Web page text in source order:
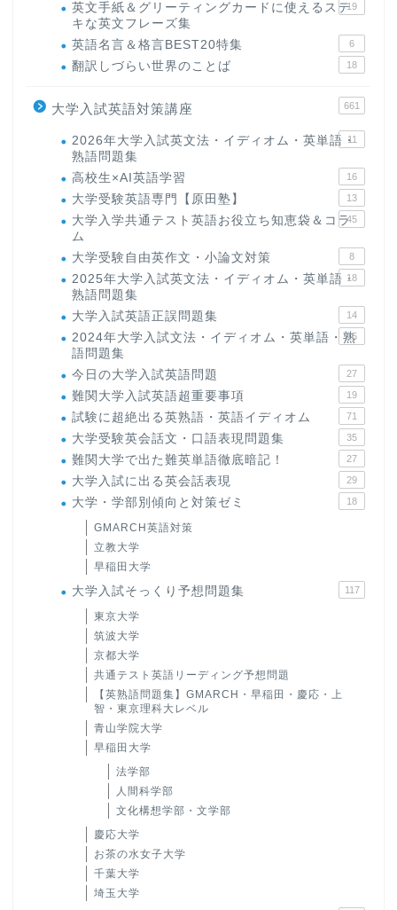
英文手紙＆グリーティングカードに使えるステ
キな英文フレーズ集
19
英語名言＆格言BEST20特集 6
翻訳しづらい世界のことば 18
大学入試英語対策講座 661
2026年大学入試英文法・イディオム・英単語・
熟語問題集
11
高校生×AI英語学習 16
大学受験英語専門【原田塾】 13
大学入学共通テスト英語お役立ち知恵袋＆コラ
ム
45
大学受験自由英作文・小論文対策 8
2025年大学入試英文法・イディオム・英単語・
熟語問題集
18
大学入試英語正誤問題集 14
2024年大学入試文法・イディオム・英単語・熟
語問題集
15
今日の大学入試英語問題 27
難関大学入試英語超重要事項 19
試験に超絶出る英熟語・英語イディオム 71
大学受験英会話文・口語表現問題集 35
難関大学で出た難英単語徹底暗記！ 27
大学入試に出る英会話表現 29
大学・学部別傾向と対策ゼミ 18
GMARCH英語対策
立教大学
早稲田大学
大学入試そっくり予想問題集 117
東京大学
筑波大学
京都大学
共通テスト英語リーディング予想問題
【英熟語問題集】GMARCH・早稲田・慶応・上
智・東京理科大レベル
青山学院大学
早稲田大学
法学部
人間科学部
文化構想学部・文学部
慶応大学
お茶の水女子大学
千葉大学
埼玉大学